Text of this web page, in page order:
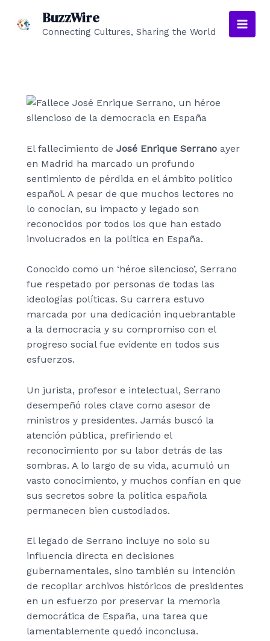
contenido
BuzzWire
Connecting Cultures, Sharing the World
Main
El fallecimiento de José Enrique Serrano ayer
en Madrid ha marcado un profundo
sentimiento de pérdida en el ámbito político
español. A pesar de que muchos lectores no
lo conocían, su impacto y legado son
reconocidos por todos los que han estado
involucrados en la política en España.
Conocido como un ‘héroe silencioso’, Serrano
fue respetado por personas de todas las
ideologías políticas. Su carrera estuvo
marcada por una dedicación inquebrantable
a la democracia y su compromiso con el
progreso social fue evidente en todos sus
esfuerzos.
Un jurista, profesor e intelectual, Serrano
desempeñó roles clave como asesor de
ministros y presidentes. Jamás buscó la
atención pública, prefiriendo el
reconocimiento por su labor detrás de las
sombras. A lo largo de su vida, acumuló un
vasto conocimiento, y muchos confían en que
sus secretos sobre la política española
permanecen bien custodiados.
El legado de Serrano incluye no solo su
influencia directa en decisiones
gubernamentales, sino también su intención
de recopilar archivos históricos de presidentes
en un esfuerzo por preservar la memoria
democrática de España, una tarea que
lamentablemente quedó inconclusa.